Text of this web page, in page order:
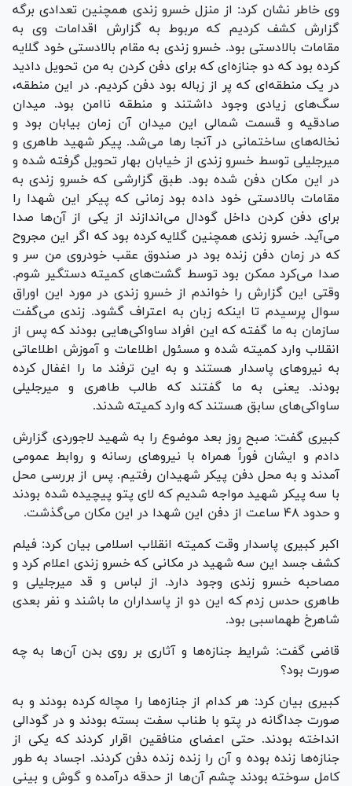
وی خاطر نشان کرد: از منزل خسرو زندی همچنین تعدادی برگه
گزارش کشف کردیم که مربوط به گزارش اقدامات وی به
مقامات بالادستی بود. خسرو زندی به مقام بالادستی خود گلایه
کرده بود که دو جنازه‌ای که برای دفن کردن به من تحویل دادید
در یک منطقه‌ای که پر از زباله بود دفن کردیم. در این منطقه،
سگ‌های زیادی وجود داشتند و منطقه ناامن بود. میدان
صادقیه و قسمت شمالی این میدان آن زمان بیابان بود و
نخاله‌های ساختمانی در آنجا رها می‌شد. پیکر شهید طاهری و
میرجلیلی توسط خسرو زندی از خیابان بهار تحویل گرفته شده و
در این مکان دفن شده بود. طبق گزارشی که خسرو زندی به
مقامات بالادستی خود داده بود زمانی که پیکر این شهدا را
برای دفن کردن داخل گودال می‌اندازند از یکی از آن‌ها صدا
می‌آید. خسرو زندی همچنین گلایه کرده بود که اگر این مجروح
که در زمان دفن زنده بود در صندوق عقب خودروی من سر و
صدا می‌کرد ممکن بود توسط گشت‌های کمیته دستگیر شوم.
وقتی این گزارش را خواندم از خسرو زندی در مورد این اوراق
سوال پرسیدم تا اینکه زبان به اعتراف گشود. زندی می‌گفت
سازمان به ما گفته که این افراد ساواکی‌هایی بودند که پس از
انقلاب وارد کمیته شده و مسئول اطلاعات و آموزش اطلاعاتی
به نیرو‌های پاسدار هستند و به این ترفند ما را اغفال کرده
بودند. یعنی به ما گفتند که طالب طاهری و میرجلیلی
ساواکی‌های سابق هستند که وارد کمیته شدند.
کبیری گفت: صبح روز بعد موضوع را به شهید لاجوردی گزارش
دادم و ایشان فوراً همراه با نیرو‌های رسانه و روابط عمومی
آمدند و به محل دفن پیکر شهیدان رفتیم. پس از بررسی محل
با سه پیکر شهید مواجه شدیم که لای پتو پیچیده شده بودند
و حدود ۴۸ ساعت از دفن این شهدا در این مکان می‌گذشت.
اکبر کبیری پاسدار وقت کمیته انقلاب اسلامی بیان کرد: فیلم
کشف جسد این سه شهید در مکانی که خسرو زندی اعلام کرد و
مصاحبه خسرو زندی وجود دارد. از لباس و قد میرجلیلی و
طاهری حدس زدم که این دو از پاسداران ما باشند و نفر بعدی
شاهرخ طهماسبی بود.
قاضی گفت: شرایط جنازه‌ها و آثاری بر روی بدن آن‌ها به چه
صورت بود؟
کبیری بیان کرد: هر کدام از جنازه‌ها را مچاله کرده بودند و به
صورت جداگانه در پتو با طناب سفت بسته بودند و در گودالی
انداخته بودند. حتی اعضای منافقین اقرار کردند که یکی از
جنازه‌ها زنده بوده و آن را زنده زنده دفن کردند. اجساد به طور
کامل سوخته بودند چشم آن‌ها از حدقه درآمده و گوش و بینی